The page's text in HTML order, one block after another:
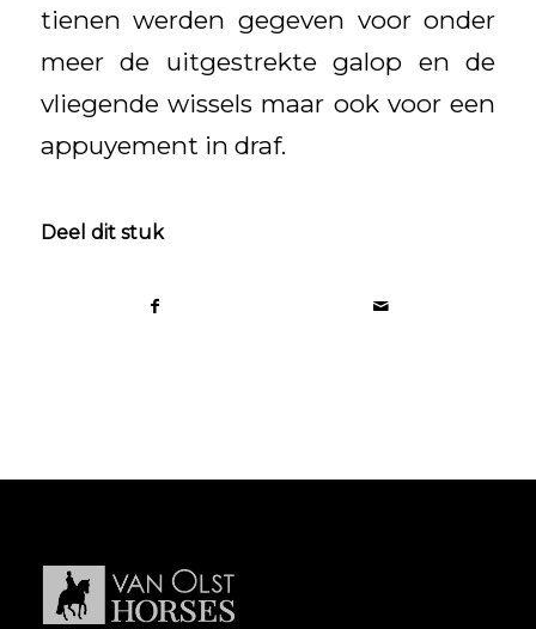
tienen werden gegeven voor onder
meer de uitgestrekte galop en de
vliegende wissels maar ook voor een
appuyement in draf.
Deel dit stuk